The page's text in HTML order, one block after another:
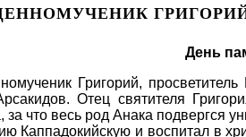
День
Григорий,
Отец святителя
за что весь род Анака подвергся
Каппадокийскую и воспитал в